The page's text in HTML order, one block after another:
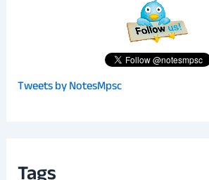
Tweets by NotesMpsc